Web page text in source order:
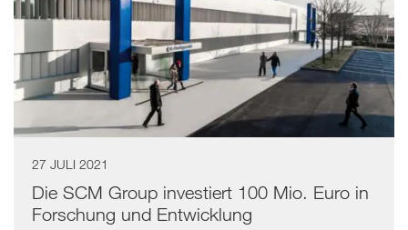
27 JULI 2021
Die SCM Group investiert 100 Mio. Euro in
Forschung und Entwicklung